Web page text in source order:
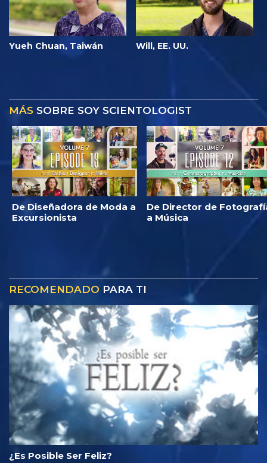
Yueh Chuan, Taiwán Will, EE. UU.
MÁS SOBRE SOY SCIENTOLOGIST
De Diseñadora de Moda a
Excursionista
De Director de
a Música
RECOMENDADO PARA TI
¿Es Posible Ser Feliz?